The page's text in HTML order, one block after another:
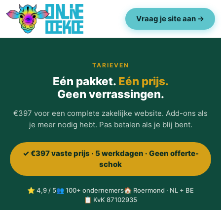
Vraag je site aan →
TARIEVEN
Eén pakket. Eén prijs.
Geen verrassingen.
€397 voor een complete zakelijke website. Add-ons als
je meer nodig hebt. Pas betalen als je blij bent.
✓ €397 vaste prijs · 5 werkdagen · Geen offerte-
schok
⭐ 4,9 / 5👥 100+ ondernemers🏠 Roermond · NL + BE
📋 KvK 87102935